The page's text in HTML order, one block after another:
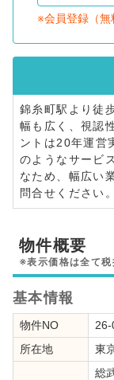
※会員登録（無
錦糸町駅より徒
幅も広く、視認
ントは20年運営
のようなサービ
なため、幅広い
問合せください。
物件概要
※表示価格は全て税
基本情報
物件NO
所在地
東
総